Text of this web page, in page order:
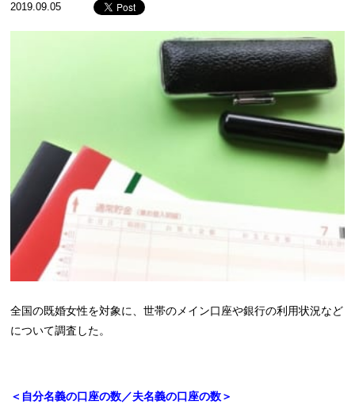
2019.09.05
全国の既婚女性を対象に、世帯のメイン口座や銀行の利用状況など
について調査した。
＜自分名義の口座の数／夫名義の口座の数＞